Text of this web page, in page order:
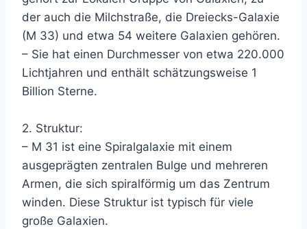
der auch die Milchstraße, die Dreiecks-Galaxie
(M 33) und etwa 54 weitere Galaxien gehören.
– Sie hat einen Durchmesser von etwa 220.000
Lichtjahren und enthält schätzungsweise 1
Billion Sterne.
2. Struktur:
– M 31 ist eine Spiralgalaxie mit einem
ausgeprägten zentralen Bulge und mehreren
Armen, die sich spiralförmig um das Zentrum
winden. Diese Struktur ist typisch für viele
große Galaxien.